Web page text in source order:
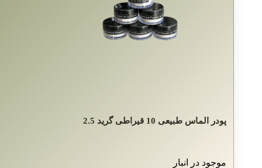
پودر الماس طبیعی 10 قیراطی گرید 2.5
موجود در انبار